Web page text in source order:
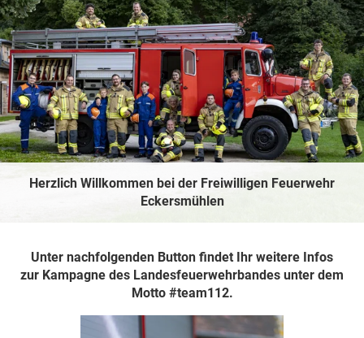
Herzlich Willkommen bei der Freiwilligen Feuerwehr
Eckersmühlen
Unter nachfolgenden Button findet Ihr weitere Infos
zur Kampagne des Landesfeuerwehrbandes unter dem
Motto #team112.